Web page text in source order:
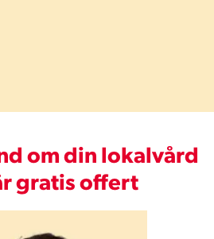
om din lokalvård
gratis offert